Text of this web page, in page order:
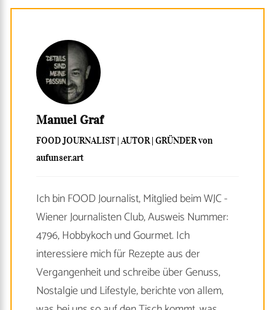
Manuel Graf
FOOD JOURNALIST | AUTOR | GRÜNDER von
aufunser.art
Ich bin FOOD Journalist, Mitglied beim WJC -
Wiener Journalisten Club, Ausweis Nummer:
4796, Hobbykoch und Gourmet. Ich
interessiere mich für Rezepte aus der
Vergangenheit und schreibe über Genuss,
Nostalgie und Lifestyle, berichte von allem,